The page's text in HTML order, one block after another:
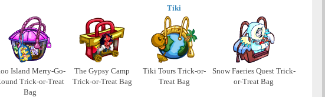
Tiki
Island Merry-Go-
Trick-or-Treat
Bag
The Gypsy Camp
Trick-or-Treat Bag
Tiki Tours Trick-or-
Treat Bag
Snow Faeries Quest Trick-
or-Treat Bag